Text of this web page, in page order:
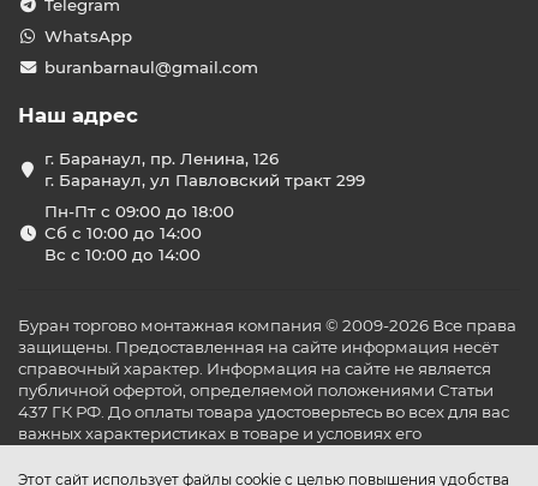
Этот сайт использует файлы cookie с целью повышения удобства
Telegram
WhatsApp
buranbarnaul@gmail.com
Наш адрес
г. Баранаул, пр. Ленина, 126
г. Баранаул, ул Павловский тракт 299
Пн-Пт с 09:00 до 18:00
Сб с 10:00 до 14:00
Вс с 10:00 до 14:00
Буран торгово монтажная компания © 2009-2026 Все права
защищены. Предоставленная на сайте информация несёт
справочный характер. Информация на сайте не является
публичной офертой, определяемой положениями Статьи
437 ГК РФ. До оплаты товара удостоверьтесь во всех для вас
важных характеристиках в товаре и условиях его